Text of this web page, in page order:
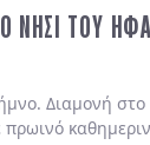
ΝΗΣΙ ΤΟΥ
Διαμονή στο